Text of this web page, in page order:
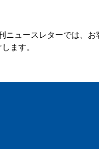
ニュースレターでは、お
ます。